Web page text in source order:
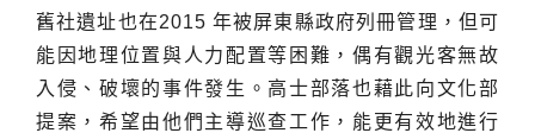
舊社遺址也在2015 年被屏東縣政府列冊管理，但可
能因地理位置與人力配置等困難，偶有觀光客無故
入侵、破壞的事件發生。高士部落也藉此向文化部
提案，希望由他們主導巡查工作，能更有效地進行